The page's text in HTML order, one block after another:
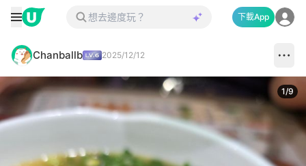
下載App
Chanballb 2025/12/12
1/9